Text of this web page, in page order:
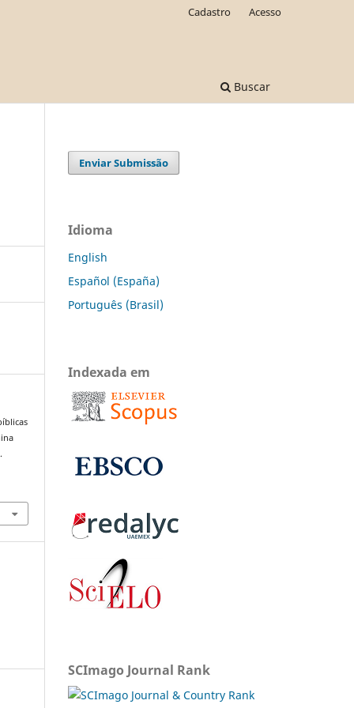
Buscar
Cadastro Acesso
Enviar Submissão
Idioma
English
Español (España)
Português (Brasil)
Indexada em
SCImago Journal Rank